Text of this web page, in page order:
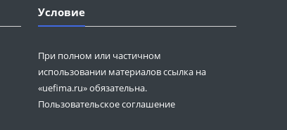
Условие
При полном или частичном
использовании материалов ссылка на
«uefima.ru» обязательна.
Пользовательское соглашение